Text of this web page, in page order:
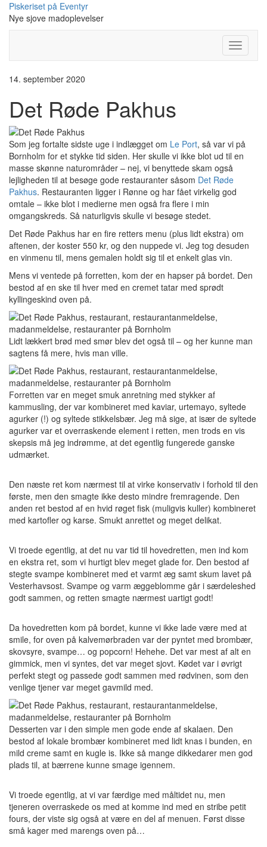
Skip
content
Piskeriset på Eventyr
Nye sjove madoplevelser
Toggle
14. september 2020
Det Røde Pakhus
Som jeg fortalte sidste uge i indlægget om Le Port, så var vi på
Bornholm for et stykke tid siden. Her skulle vi ikke blot ud til en
masse skønne naturområder – nej, vi benyttede skam også
lejligheden til at besøge gode restauranter såsom Det Røde
Pakhus. Restauranten ligger i Rønne og har fået virkelig god
omtale – ikke blot i medierne men også fra flere i min
omgangskreds. Så naturligvis skulle vi besøge stedet.
Det Røde Pakhus har en fire retters menu (plus lidt ekstra) om
aftenen, der koster 550 kr, og den nuppede vi. Jeg tog desuden
en vinmenu til, mens gemalen holdt sig til et enkelt glas vin.
Mens vi ventede på forretten, kom der en hapser på bordet. Den
bestod af en ske til hver med en cremet tatar med sprødt
kyllingeskind oven på.
Lidt lækkert brød med smør blev det også til – og her kunne man
sagtens få mere, hvis man ville.
Forretten var en meget smuk anretning med stykker af
kammusling, der var kombineret med kaviar, urtemayo, syltede
agurker (!) og syltede stikkelsbær. Jeg må sige, at især de syltede
agurker var et overraskende element i retten, men trods en vis
skepsis må jeg indrømme, at det egentlig fungerede ganske
udmærket.
Den næste ret kom nærmest til at virke konservativ i forhold til den
første, men den smagte ikke desto mindre fremragende. Den
anden ret bestod af en hvid røget fisk (muligvis kuller) kombineret
med kartofler og karse. Smukt anrettet og meget delikat.
Vi troede egentlig, at det nu var tid til hovedretten, men ind kom
en ekstra ret, som vi hurtigt blev meget glade for. Den bestod af
stegte svampe kombineret med et varmt æg samt skum lavet på
Vesterhavsost. Svampe og varm æggeblomme går i særdeleshed
godt sammen, og retten smagte nærmest uartigt godt!
Da hovedretten kom på bordet, kunne vi ikke lade være med at
smile, for oven på kalvemørbraden var der pyntet med brombær,
skovsyre, svampe… og popcorn! Hehehe. Det var mest af alt en
gimmick, men vi syntes, det var meget sjovt. Kødet var i øvrigt
perfekt stegt og passede godt sammen med rødvinen, som den
venlige tjener var meget gavmild med.
Desserten var i den simple men gode ende af skalaen. Den
bestod af lokale brombær kombineret med lidt knas i bunden, en
mild creme samt en kugle is. Ikke så mange dikkedarer men god
plads til, at bærrene kunne smage igennem.
Vi troede egentlig, at vi var færdige med måltidet nu, men
tjeneren overraskede os med at komme ind med en stribe petit
fours, der viste sig også at være en del af menuen. Først disse
små kager med marengs oven på…